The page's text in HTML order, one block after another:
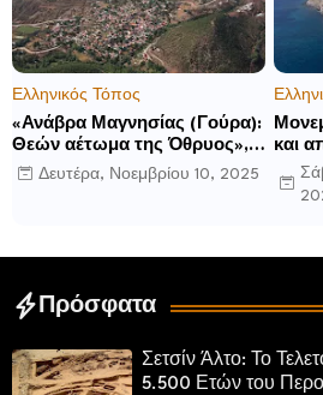
Ελληνικός Τόπος
«Ανάβρα Μαγνησίας (Γούρα):
Θεών αέτωμα της Όθρυος»,
γράφει ο Δημήτρης Β.
Καρέλης
Δευτέρα, Νοεμβρίου 10, 2025
και
Πρόσφατα
Σετσίν Άλτο: Το
5.500 Ετών του